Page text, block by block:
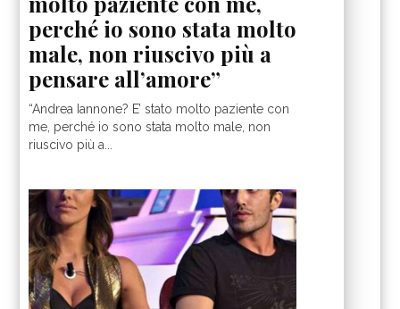
perché io sono stata molto
male, non riuscivo più a
pensare all’amore”
“Andrea Iannone? E’ stato molto paziente con
me, perché io sono stata molto male, non
riuscivo più a...